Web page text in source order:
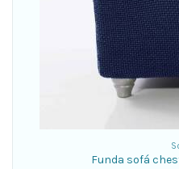
Funda sofá